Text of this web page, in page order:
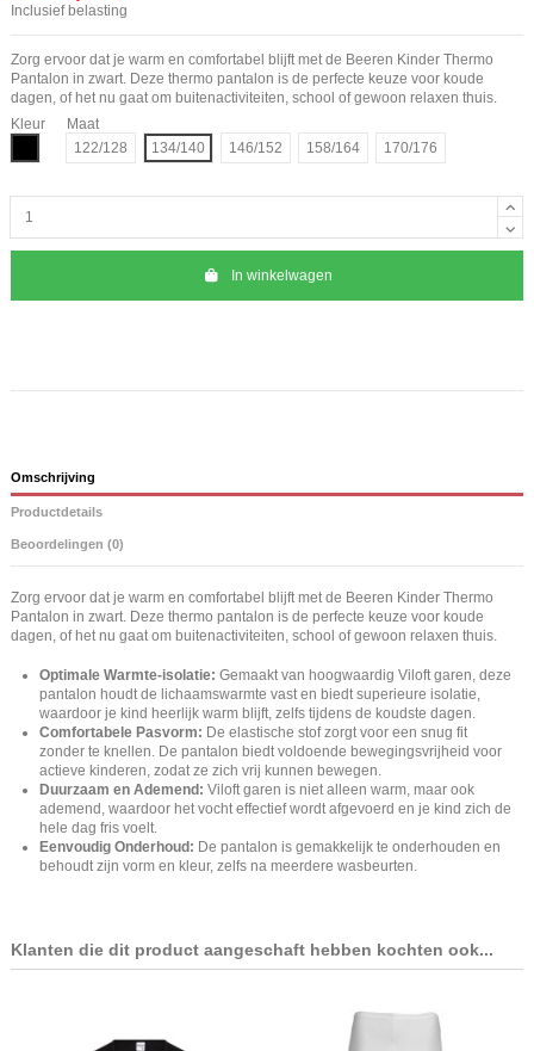
Inclusief belasting
Zorg ervoor dat je warm en comfortabel blijft met de Beeren Kinder Thermo
Pantalon in zwart. Deze thermo pantalon is de perfecte keuze voor koude
dagen, of het nu gaat om buitenactiviteiten, school of gewoon relaxen thuis.
Kleur
Maat
122/128
134/140 146/152 158/164 170/176
In winkelwagen
Omschrijving
Productdetails
Beoordelingen (0)
Zorg ervoor dat je warm en comfortabel blijft met de Beeren Kinder Thermo
Pantalon in zwart. Deze thermo pantalon is de perfecte keuze voor koude
dagen, of het nu gaat om buitenactiviteiten, school of gewoon relaxen thuis.
Optimale Warmte-isolatie: Gemaakt van hoogwaardig Viloft garen, deze
pantalon houdt de lichaamswarmte vast en biedt superieure isolatie,
waardoor je kind heerlijk warm blijft, zelfs tijdens de koudste dagen.
Comfortabele Pasvorm: De elastische stof zorgt voor een snug fit
zonder te knellen. De pantalon biedt voldoende bewegingsvrijheid voor
actieve kinderen, zodat ze zich vrij kunnen bewegen.
Duurzaam en Ademend: Viloft garen is niet alleen warm, maar ook
ademend, waardoor het vocht effectief wordt afgevoerd en je kind zich de
hele dag fris voelt.
Eenvoudig Onderhoud: De pantalon is gemakkelijk te onderhouden en
behoudt zijn vorm en kleur, zelfs na meerdere wasbeurten.
Klanten die dit product aangeschaft hebben kochten ook...